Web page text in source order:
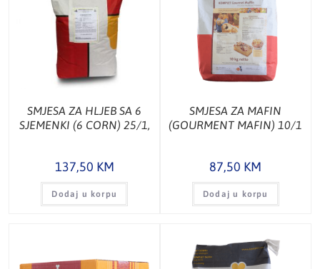
SMJESA ZA HLJEB SA 6
SJEMENKI (6 CORN) 25/1,
137,50 KM
Dodaj u korpu
SMJESA ZA MAFIN
(GOURMENT MAFIN) 10/1
87,50 KM
Dodaj u korpu